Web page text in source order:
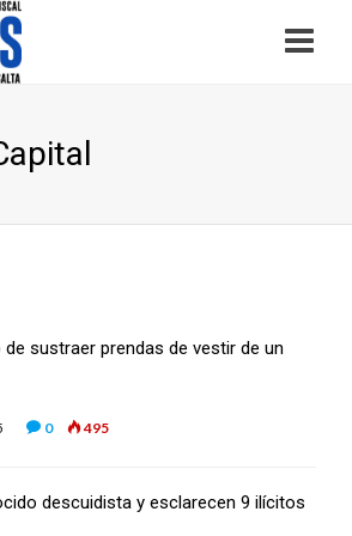
sustraer prendas de vestir de un
0 495
descuidista y esclarecen 9 ilícitos